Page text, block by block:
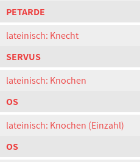
PETARDE
lateinisch: Knecht
SERVUS
lateinisch: Knochen
OS
lateinisch: Knochen (Einzahl)
OS